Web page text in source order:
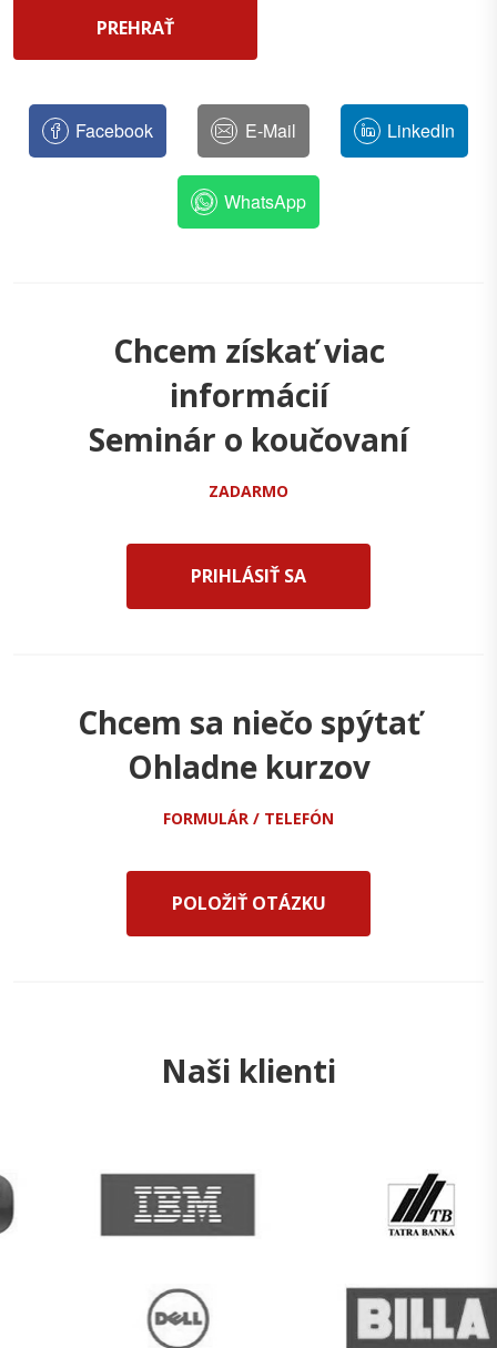
PREHRAŤ
Facebook E-Mail LinkedIn
WhatsApp
Chcem získať viac
informácií
Seminár o koučovaní
ZADARMO
PRIHLÁSIŤ SA
Chcem sa niečo spýtať
Ohladne kurzov
FORMULÁR / TELEFÓN
POLOŽIŤ OTÁZKU
Naši klienti